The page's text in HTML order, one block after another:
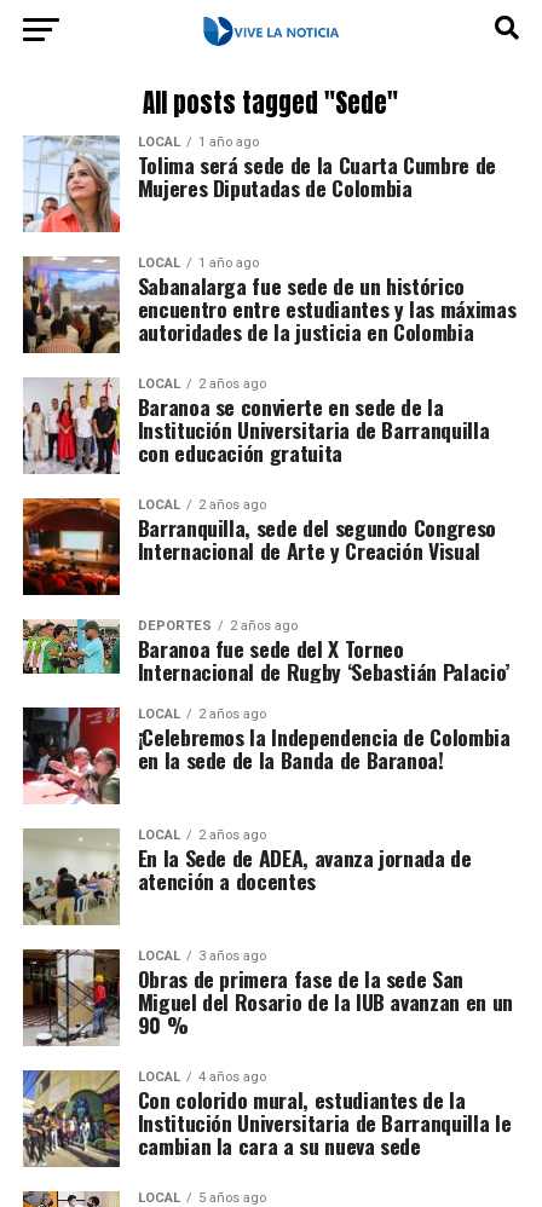
All posts tagged "Sede"
LOCAL 1 año ago
Tolima será sede de la Cuarta Cumbre de
Mujeres Diputadas de Colombia
LOCAL 1 año ago
Sabanalarga fue sede de un histórico
encuentro entre estudiantes y las máximas
autoridades de la justicia en Colombia
LOCAL 2 años ago
Baranoa se convierte en sede de la
Institución Universitaria de Barranquilla
con educación gratuita
LOCAL 2 años ago
Barranquilla, sede del segundo Congreso
Internacional de Arte y Creación Visual
DEPORTES 2 años ago
Baranoa fue sede del X Torneo
Internacional de Rugby ‘Sebastián Palacio’
LOCAL 2 años ago
¡Celebremos la Independencia de Colombia
en la sede de la Banda de Baranoa!
LOCAL 2 años ago
En la Sede de ADEA, avanza jornada de
atención a docentes
LOCAL 3 años ago
Obras de primera fase de la sede San
Miguel del Rosario de la IUB avanzan en un
90 %
LOCAL 4 años ago
Con colorido mural, estudiantes de la
Institución Universitaria de Barranquilla le
cambian la cara a su nueva sede
LOCAL 5 años ago